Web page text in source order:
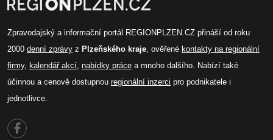
Zpravodajský a informační portál REGIONPLZEN.CZ přináší od roku
2000 denní zprávy z Plzeňského kraje , ověřené kontakty na regionální
firmy, kalendář akcí nabídky práce a mnoho dalšího. Nabízí také
účinnou a cenově dostupnou regionální inzerci pro podnikatele i
jednotlivce.